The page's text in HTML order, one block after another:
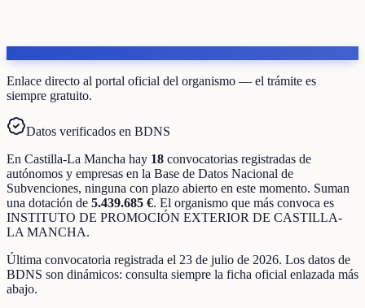
Enlace directo al portal oficial del organismo — el trámite es
siempre gratuito.
Datos verificados en BDNS
En Castilla-La Mancha hay 18 convocatorias registradas de
autónomos y empresas en la Base de Datos Nacional de
Subvenciones, ninguna con plazo abierto en este momento. Suman
una dotación de 5.439.685 €. El organismo que más convoca es
INSTITUTO DE PROMOCIÓN EXTERIOR DE CASTILLA-
LA MANCHA.
Última convocatoria registrada el 23 de julio de 2026. Los datos de
BDNS son dinámicos: consulta siempre la ficha oficial enlazada más
abajo.